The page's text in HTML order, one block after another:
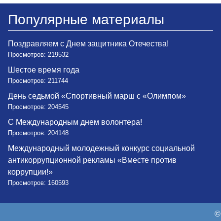
Популярные материалы
Поздравляем с Днем защитника Отечества!
Просмотров: 219532
Шестое время года
Просмотров: 211744
День седьмой «Спортивный марш с «Олимпом»
Просмотров: 204545
С Международным днем волонтера!
Просмотров: 204148
Международный молодежный конкурс социальной
антикоррупционной рекламы «Вместе против
коррупции!»
Просмотров: 160593
©